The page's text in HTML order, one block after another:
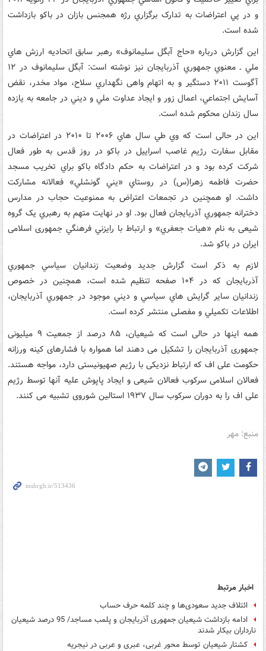
و در پي اعتراضات به تدارک برگزاري رژه همجنس بازان در باکو بازداشت
شده است.
اين گزارش درباره «حاج آبگل سليمانوف» رهبر سابق اتحاديه ارزش هاي
ملي ـ معنوي جمهوري آذربايجان نيز نوشته است: آبگل سليمانوف در ۱۲
آگوست ۲۰۱۱ دستگير و به اتهام واهی نگهداري سلاح، مواد مخدر، نقض
آسايش اجتماعي، اعمال زور و ايجاد عداوت ملي و ديني در جامعه به يازده
سال زندان محکوم شده است.
این در حالی است که وي طي سال هاي ۲۰۰۶ تا ۲۰۱۰ در اعتراضات در
مقابل سفارت رژیم غاصب اسراييل در باکو در روز قدس به طور فعال
شرکت کرده بود و در اعتراضات به حکم دادگاه باکو براي تخريب مسجد
حضرت فاطمه زهرا(س) در روستاي «يني گونشلي» فعالانه مشارکت
داشت. او همچنین در تجمعات اعتراض به ممنوعيت حجاب در مدارس
دخترانه جمهوري آذربايجان فعال بود. او در نهایت متهم به رهبري يک گروه
شیعی به نام «هيات جعفري» و ارتباط با رايزني فرهنگي جمهوری اسلامی
ايران در باکو شد.
لازم به ذکر است گزارش جديد وضعيت زندانيان سياسي جمهوري
آذربايجان که در ۱۰۴ صفحه تنظيم شده است، همچنين در خصوص
زندانيان ساير گرايش هاي سياسي و ديني موجود در جمهوري آذربايجان،
اطلاعات تکميلي و مفصلی منتشر کرده است.
همه اینها در حالی است که شیعیان، ۸۵ درصد از جمعیت ۹ میلیونی
جمهوری آذربایجان را تشکیل می دهند اما همواره با فشارهای کینه ورزانه
حکومت علی اف که ارتباط نزدیکی با رژیم صهیونیستی دارد، مواجه هستند.
فعالان اسلامی سرکوب فعالان شیعی و ایجاد پاپوش علیه آنها توسط رژیم
علی اف را به دوران سرکوب سال ۱۹۳۷ استالین شوروی تشبیه می کنند.
منبع: مهر
اخبار مرتبط
ائتلاف جدید سعودی‌ها و چند کلمه حرف حساب
ادامه بازداشت شیعیان جمهوری آذربایجان و پلمب مساجد/ 95 درصد شیعیان
نارداران بيکار شدند
کشتار شیعیان توسط محور غربی، عبری و عربی در نیجریه